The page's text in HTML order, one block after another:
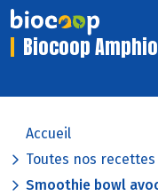
Biocoop
Accueil
Toutes nos recettes
Smoothie bowl